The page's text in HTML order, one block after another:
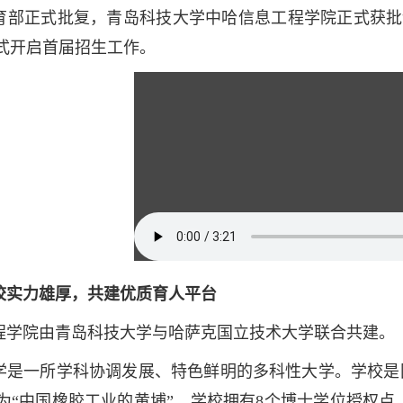
部正式批复，青岛科技大学中哈信息工程学院正式获
开启首届招生工作。
实力雄厚，共建优质育人平台
院由青岛科技大学与哈萨克国立技术大学联合共建。
是一所学科协调发展、特色鲜明的多科性大学。学校